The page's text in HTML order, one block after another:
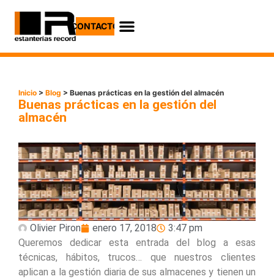
CONTACTO
Inicio > Blog > Buenas prácticas en la gestión del almacén
Buenas prácticas en la gestión del
almacén
Olivier Piron enero 17, 2018
3:47 pm
Queremos dedicar esta entrada del blog a esas
técnicas, hábitos, trucos… que nuestros clientes
aplican a la gestión diaria de sus almacenes y tienen un